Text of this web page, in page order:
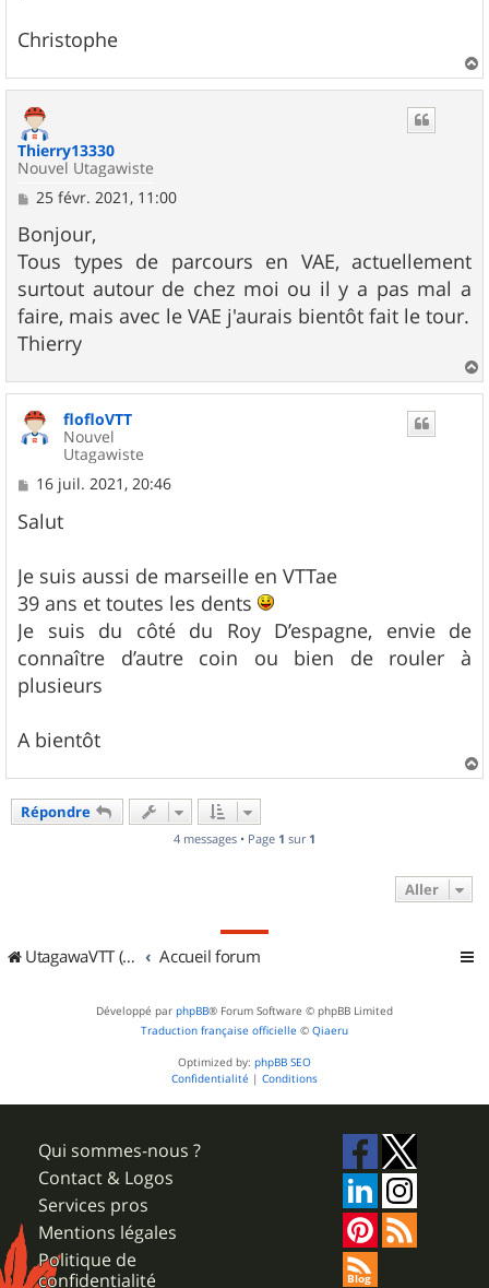
Christophe
a
Thierry13330
Nouvel Utagawiste
M
s
s
a
g
e
25 févr. 2021, 11:00
Bonjour,
Tous types de parcours en VAE, actuellement
surtout autour de chez moi ou il y a pas mal a
faire, mais avec le VAE j'aurais bientôt fait le tour.
Thierry
a
flofloVTT
Nouvel
Utagawiste
M
s
s
g
e
16 juil. 2021, 20:46
Salut
Je suis aussi de marseille en VTTae
39 ans et toutes les dents
Je suis du côté du Roy D’espagne, envie de
connaître d’autre coin ou bien de rouler à
plusieurs
A bientôt
a
Répondre
4 messages • Page 1 sur 1
Aller
UtagawaVTT (Randos VTT et VTTAE avec traces GPS) Accueil forum
Développé par phpBB® Forum Software © phpBB Limited
Traduction française officielle © Qiaeru
Optimized by: phpBB SEO
Confidentialité | Conditions
Qui sommes-nous ?
Contact & Logos
Services pros
Mentions légales
Politique de
confidentialité